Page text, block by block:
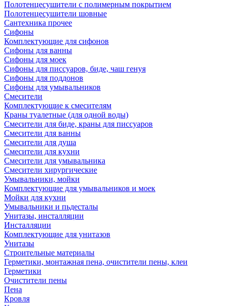
Полотенцесушители с полимерным покрытием
Полотенцесушители шовные
Сантехника прочее
Сифоны
Комплектующие для сифонов
Сифоны для ванны
Сифоны для моек
Сифоны для писсуаров, биде, чаш генуя
Сифоны для поддонов
Сифоны для умывальников
Смесители
Комплектующие к смесителям
Краны туалетные (для одной воды)
Смесители для биде, краны для писсуаров
Смесители для ванны
Смесители для душа
Смесители для кухни
Смесители для умывальника
Смесители хирургические
Умывальники, мойки
Комплектующие для умывальников и моек
Мойки для кухни
Умывальники и пьдесталы
Унитазы, инсталляции
Инсталляции
Комплектующие для унитазов
Унитазы
Строительные материалы
Герметики, монтажная пена, очистители пены, клеи
Герметики
Очистители пены
Пена
Кровля